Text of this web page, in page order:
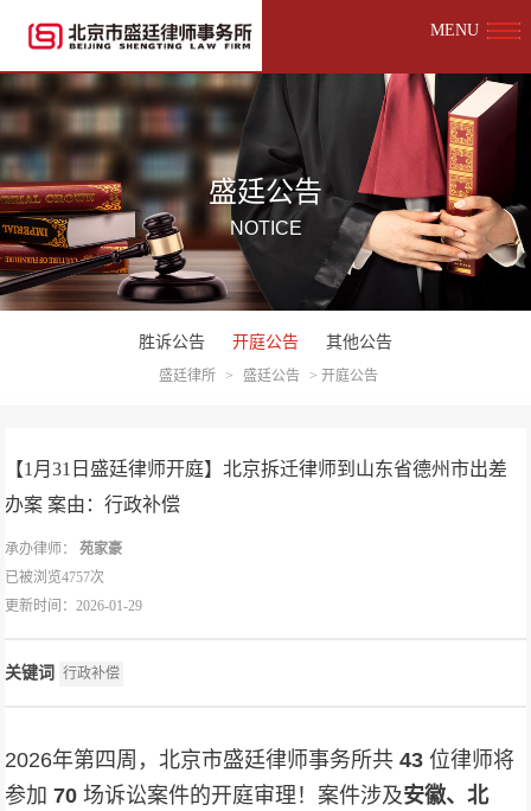
MENU
盛廷公告
NOTICE
胜诉公告 开庭公告 其他公告
盛廷律所 > 盛廷公告 > 开庭公告
【1月31日盛廷律师开庭】北京拆迁律师到山东省德州市出差
办案 案由：行政补偿
承办律师：
苑家豪
已被浏览4757次
更新时间：2026-01-29
关键词 行政补偿
2026年第四周，北京市盛廷律师事务所共43 位律师将
参加70场诉讼案件的开庭审理！案件涉及安徽、北